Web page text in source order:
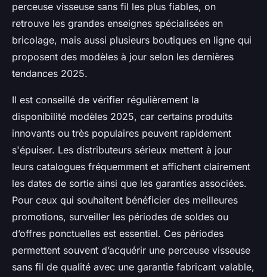
perceuse visseuse sans fil les plus fiables, on
retrouve les grandes enseignes spécialisées en
bricolage, mais aussi plusieurs boutiques en ligne qui
proposent des modèles à jour selon les dernières
tendances 2025.
Il est conseillé de vérifier régulièrement la
disponibilité modèles 2025, car certains produits
innovants ou très populaires peuvent rapidement
s'épuiser. Les distributeurs sérieux mettent à jour
leurs catalogues fréquemment et affichent clairement
les dates de sortie ainsi que les garanties associées.
Pour ceux qui souhaitent bénéficier des meilleures
promotions, surveiller les périodes de soldes ou
d’offres ponctuelles est essentiel. Ces périodes
permettent souvent d’acquérir une perceuse visseuse
sans fil de qualité avec une garantie fabricant valable,